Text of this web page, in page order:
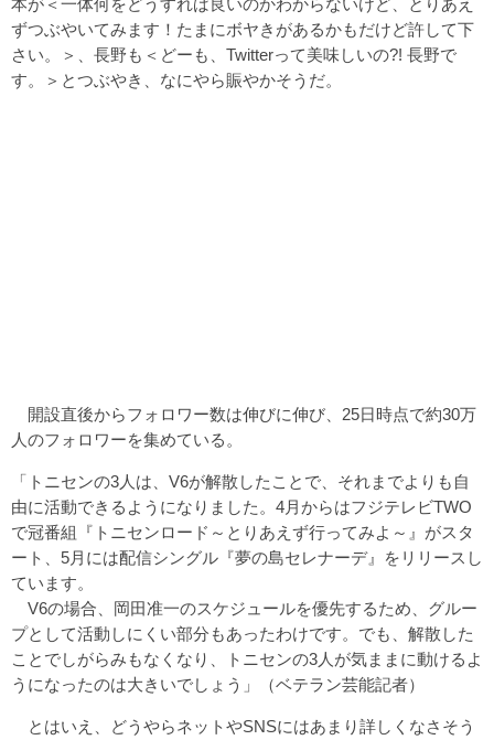
ずつぶやいてみます！たまにボヤきがあるかもだけど許して下
さい。＞、長野も＜どーも、Twitterって美味しいの?! 長野で
す。＞とつぶやき、なにやら賑やかそうだ。
開設直後からフォロワー数は伸びに伸び、25日時点で約30万
人のフォロワーを集めている。
「トニセンの3人は、V6が解散したことで、それまでよりも自
由に活動できるようになりました。4月からはフジテレビTWO
で冠番組『トニセンロード～とりあえず行ってみよ～』がスタ
ート、5月には配信シングル『夢の島セレナーデ』をリリースし
ています。
V6の場合、岡田准一のスケジュールを優先するため、グルー
プとして活動しにくい部分もあったわけです。でも、解散した
ことでしがらみもなくなり、トニセンの3人が気ままに動けるよ
うになったのは大きいでしょう」（ベテラン芸能記者）
とはいえ、どうやらネットやSNSにはあまり詳しくなさそう